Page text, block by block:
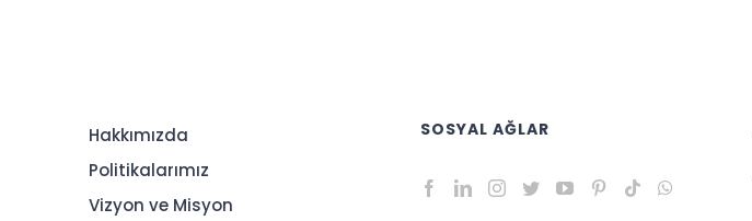
Hakkımızda
Politikalarımız
Vizyon ve Misyon
SOSYAL AĞLAR